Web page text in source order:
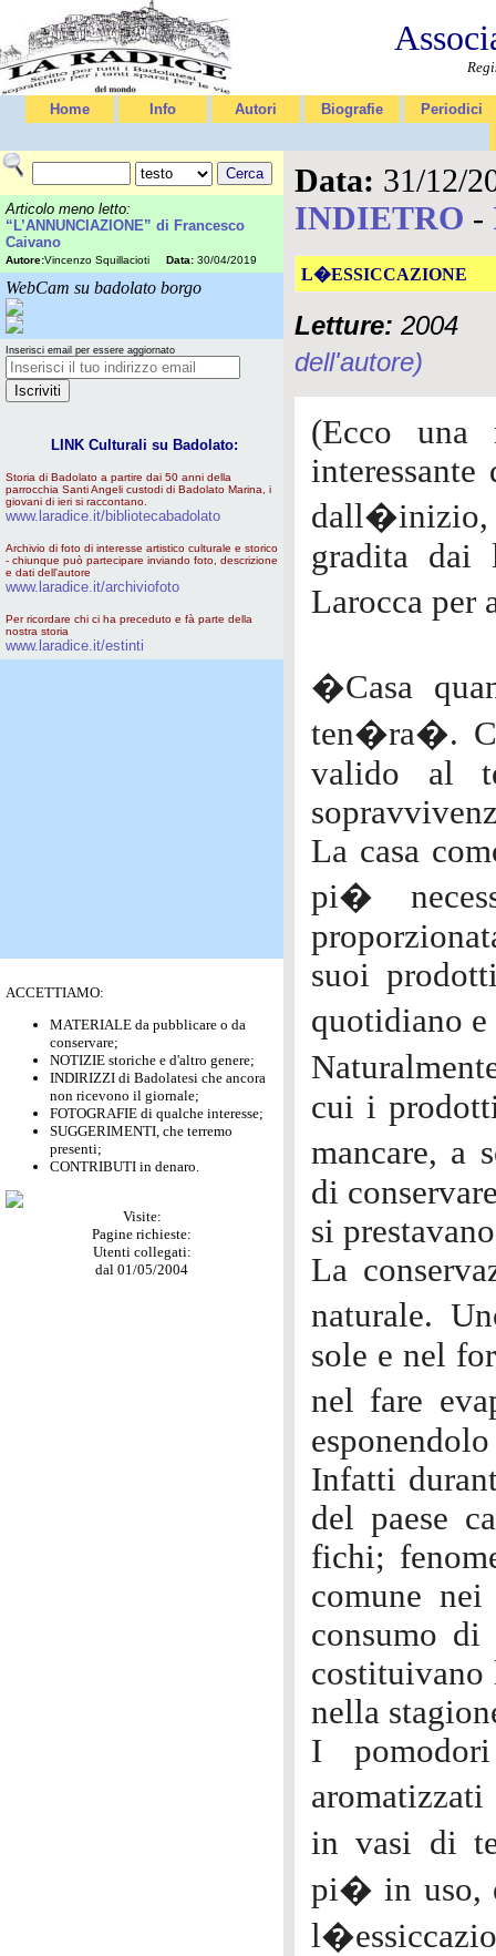
Home Info Autori Biografie Periodici
Articolo meno letto:
“L’ANNUNCIAZIONE” di Francesco
Caivano
Autore:Vincenzo Squillacioti Data: 30/04/2019
WebCam su badolato borgo
Inserisci email per essere aggiornato
LINK Culturali su Badolato:
Storia di Badolato a partire dai 50 anni della
parrocchia Santi Angeli custodi di Badolato Marina, i
giovani di ieri si raccontano.
www.laradice.it/bibliotecabadolato
Archivio di foto di interesse artistico culturale e storico
- chiunque può partecipare inviando foto, descrizione
e dati dell'autore
www.laradice.it/archiviofoto
Per ricordare chi ci ha preceduto e fà parte della
nostra storia
www.laradice.it/estinti
ACCETTIAMO:
MATERIALE da pubblicare o da
conservare;
NOTIZIE storiche e d'altro genere;
INDIRIZZI di Badolatesi che ancora
non ricevono il giornale;
FOTOGRAFIE di qualche interesse;
SUGGERIMENTI, che terremo
presenti;
CONTRIBUTI in denaro.
Visite:
Pagine richieste:
Utenti collegati:
dal 01/05/2004
Data: 31/12/
INDIETRO -
L�ESSICCAZIONE
Letture: 2004
dell'autore)
(Ecco una
dall�inizio,
gradita dai
Larocca per
�Casa
ten�ra�.
valido al
La casa
pi�
suoi
quotidiano
cui i
mancare, a
di
si
La
naturale.
sole e nel
nel fare
Infatti
del paese
fichi;
comune
consumo di
costituivano
nella
I
in vasi di
pi� in uso,